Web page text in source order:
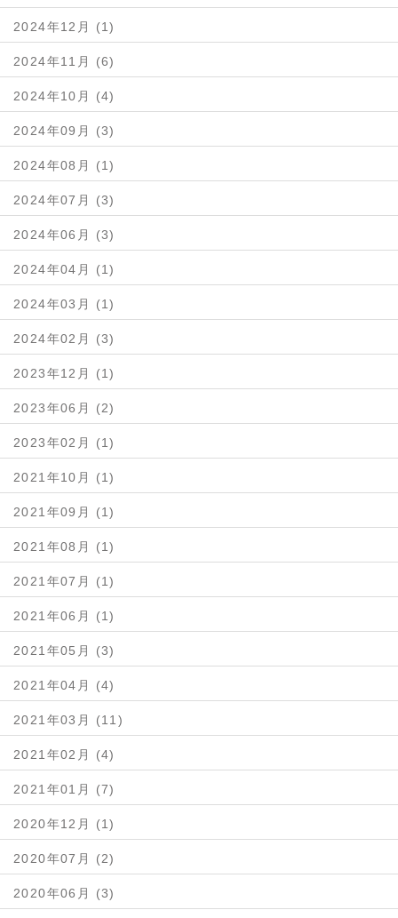
2024年12月 (1)
2024年11月 (6)
2024年10月 (4)
2024年09月 (3)
2024年08月 (1)
2024年07月 (3)
2024年06月 (3)
2024年04月 (1)
2024年03月 (1)
2024年02月 (3)
2023年12月 (1)
2023年06月 (2)
2023年02月 (1)
2021年10月 (1)
2021年09月 (1)
2021年08月 (1)
2021年07月 (1)
2021年06月 (1)
2021年05月 (3)
2021年04月 (4)
2021年03月 (11)
2021年02月 (4)
2021年01月 (7)
2020年12月 (1)
2020年07月 (2)
2020年06月 (3)